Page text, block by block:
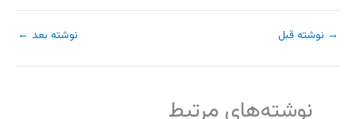
→ نوشته قبل نوشته بعد ←
نوشته‌های مرتبط